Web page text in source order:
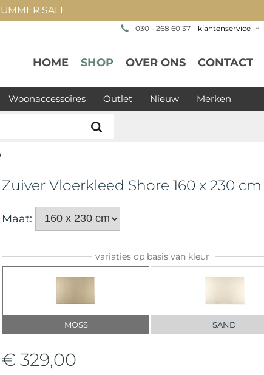
SALE
030 - 268 60 37 klantenservice
HOME SHOP OVER ONS CONTACT
Woonaccessoires Outlet Nieuw Merken
Zuiver Vloerkleed Shore 160 x 230 cm
Maat:
variaties op basis van kleur
MOSS SAND
€ 329,00